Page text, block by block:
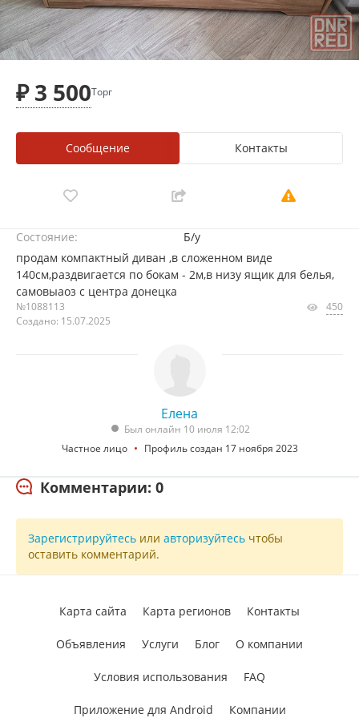
₽ 3 500Торг
Сообщение Контакты
Состояние:
Б/у
продам компактный диван ,в сложенном виде
140см,раздвигается по бокам - 2м,в низу ящик для белья,
самовыаоз с центра донецка
№1088113
Создано: 15.07.2025
450
Елена
Был онлайн 10 июля 12:02
Частное лицо
Профиль создан 17 ноября 2023
Комментарии: 0
Зарегистрируйтесь или авторизуйтесь чтобы
оставить комментарий.
Карта сайта Карта регионов Контакты
Объявления Услуги Блог О компании
Условия использования FAQ
Приложение для Android Компании